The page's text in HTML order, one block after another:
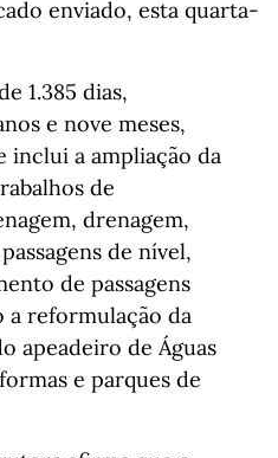
enviado, esta quarta-
1.385 dias,
e nove meses,
inclui a ampliação da
de
drenagem,
de nível,
de passagens
a reformulação da
apeadeiro de Águas
e parques de